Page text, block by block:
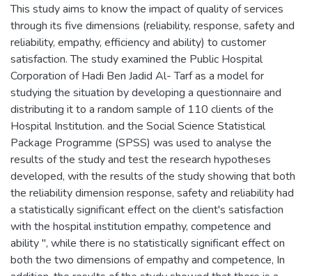
This study aims to know the impact of quality of services
through its five dimensions (reliability, response, safety and
reliability, empathy, efficiency and ability) to customer
satisfaction. The study examined the Public Hospital
Corporation of Hadi Ben Jadid Al- Tarf as a model for
studying the situation by developing a questionnaire and
distributing it to a random sample of 110 clients of the
Hospital Institution. and the Social Science Statistical
Package Programme (SPSS) was used to analyse the
results of the study and test the research hypotheses
developed, with the results of the study showing that both
the reliability dimension response, safety and reliability had
a statistically significant effect on the client's satisfaction
with the hospital institution empathy, competence and
ability ", while there is no statistically significant effect on
both the two dimensions of empathy and competence, In